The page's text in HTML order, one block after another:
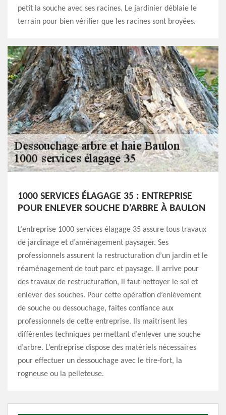
petit la souche avec ses racines. Le jardinier déblaie le
terrain pour bien vérifier que les racines sont broyées.
1000 SERVICES ÉLAGAGE 35 : ENTREPRISE
POUR ENLEVER SOUCHE D'ARBRE À BAULON
L’entreprise 1000 services élagage 35 assure tous travaux
de jardinage et d’aménagement paysager. Ses
professionnels assurent la restructuration d’un jardin et le
réaménagement de tout parc et paysage. Il arrive pour
des travaux de restructuration, il faut nettoyer le sol et
enlever des souches. Pour cette opération d’enlèvement
de souche ou dessouchage, faites confiance aux
professionnels de cette entreprise. Ils maitrisent les
différentes techniques permettant d’enlever une souche
d’arbre. L’entreprise dispose des matériels nécessaires
pour effectuer un dessouchage avec le tire-fort, la
rogneuse ou la pelleteuse.